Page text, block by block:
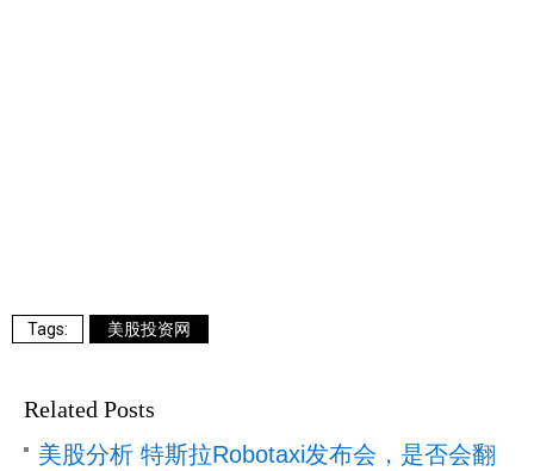
美股投资网
Related Posts
美股分析 特斯拉Robotaxi发布会，是否会翻